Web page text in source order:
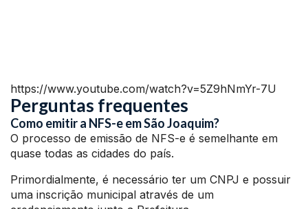
https://www.youtube.com/watch?v=5Z9hNmYr-7U
Perguntas frequentes
Como emitir a NFS-e em São Joaquim?
O processo de emissão de NFS-e é semelhante em
quase todas as cidades do país.
Primordialmente, é necessário ter um CNPJ e possuir
uma inscrição municipal através de um